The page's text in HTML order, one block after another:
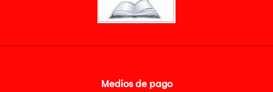
Medios de pago